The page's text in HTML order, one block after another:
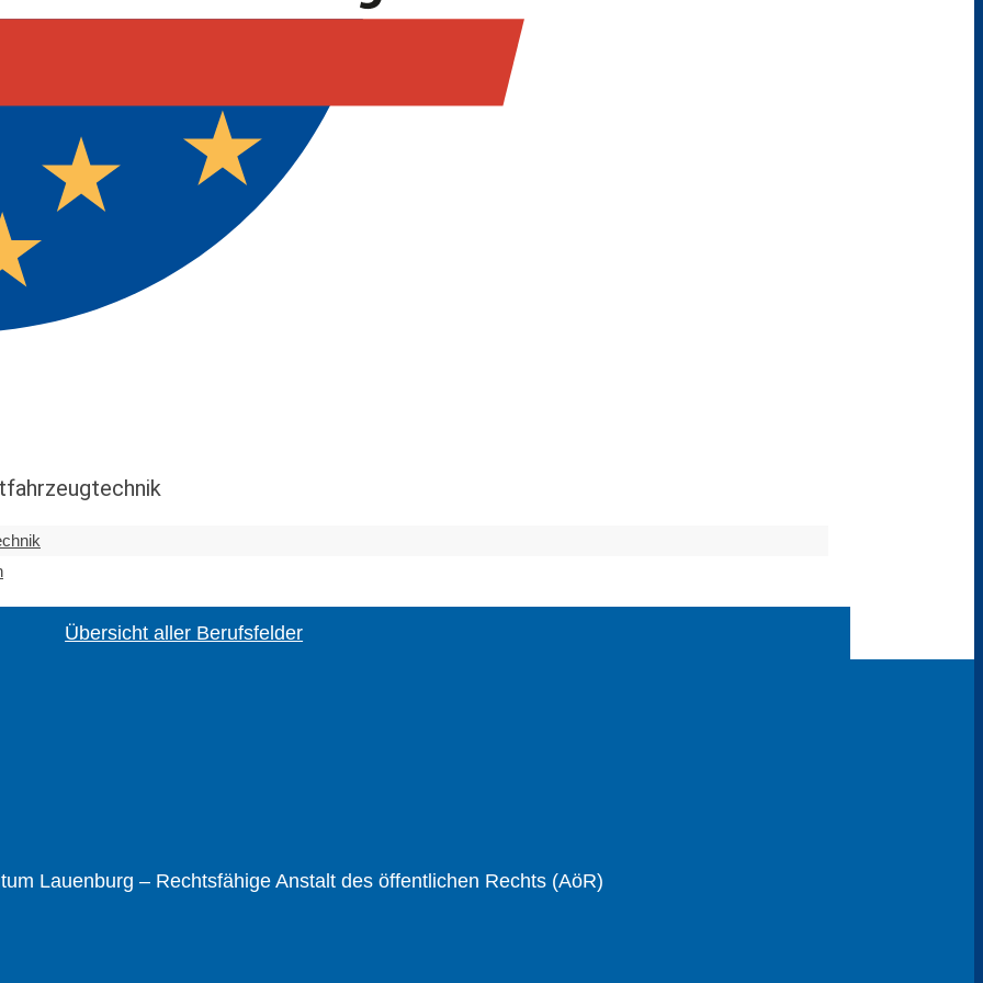
Übersicht aller Berufsfelder
Lauenburg – Rechtsfähige Anstalt des öffentlichen Rechts (AöR)